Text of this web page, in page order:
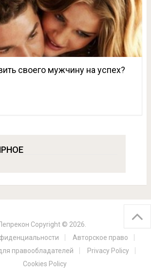
своего мужчину на успех?
Copyright © 2026.
Авторское право
правообладателей
Privacy Policy
Cookies Policy